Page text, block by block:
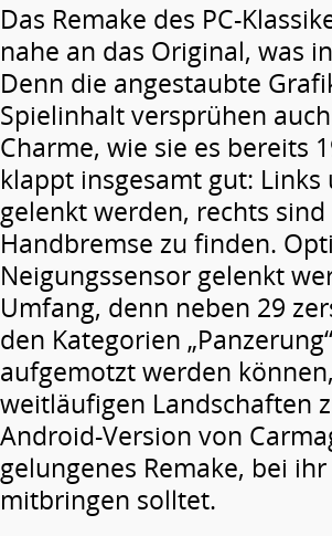
Das Remake des PC-
nahe an das Original, was
Denn die angestaubte
Spielinhalt versprühen
Charme, wie sie es bereits
klappt insgesamt gut:
gelenkt werden, rechts
Handbremse zu finden.
Neigungssensor gelenkt
Umfang, denn neben 29
den Kategorien
aufgemotzt werden
weitläufigen Landschaften
Android-Version von
gelungenes Remake, bei
mitbringen solltet.